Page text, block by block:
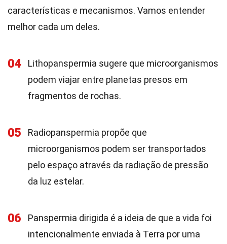
características e mecanismos. Vamos entender
melhor cada um deles.
04
Lithopanspermia sugere que microorganismos
podem viajar entre planetas presos em
fragmentos de rochas.
05
Radiopanspermia propõe que
microorganismos podem ser transportados
pelo espaço através da radiação de pressão
da luz estelar.
06
Panspermia dirigida é a ideia de que a vida foi
intencionalmente enviada à Terra por uma